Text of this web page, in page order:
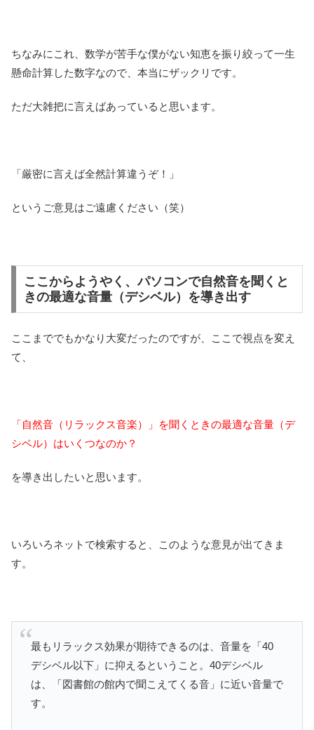
ちなみにこれ、数学が苦手な僕がない知恵を振り絞って一生
懸命計算した数字なので、本当にザックリです。
ただ大雑把に言えばあっていると思います。
「厳密に言えば全然計算違うぞ！」
というご意見はご遠慮ください（笑）
ここからようやく、パソコンで自然音を聞くと
きの最適な音量（デシベル）を導き出す
ここまででもかなり大変だったのですが、ここで視点を変え
て、
「自然音（リラックス音楽）」を聞くときの最適な音量（デ
シベル）はいくつなのか？
を導き出したいと思います。
いろいろネットで検索すると、このような意見が出てきま
す。
最もリラックス効果が期待できるのは、音量を「40
デシベル以下」に抑えるということ。40デシベル
は、「図書館の館内で聞こえてくる音」に近い音量で
す。